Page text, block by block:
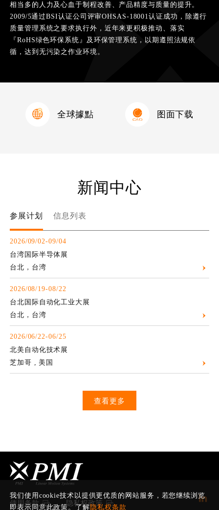
相当多的人力及心血于制程改善、产品精度与质量的提升。
2009/5通过BSI认证公司评审OHSAS-18001认证成功，除遵行
质量管理系统之要求执行外，近年来更积极推动、落实
『RoHS绿色环保系统』及环保管理系统，以期遵照法规依
循，达到无污染之作业环境。
全球據點 图面下载
新闻中心
参展计划 信息列表
2026/09/02-09/04
台湾国际半导体展
台北，台湾
2026/08/19-08/22
台北国际自动化工业大展
台北，台湾
2026/06/22-06/25
北美自动化技术展
芝加哥 , 美国
查看更多
使用条款 隐私权政策
我们使用cookie技术以提供更优质的网站服务，若您继续浏览
即表示同意此政策。了解隐私权条款